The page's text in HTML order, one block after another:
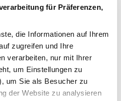
für Präferenzen,
die Informationen auf Ihrem
zugreifen und Ihre
verarbeiten, nur mit Ihrer
um Einstellungen zu
um Sie als Besucher zu
der Website zu analysieren